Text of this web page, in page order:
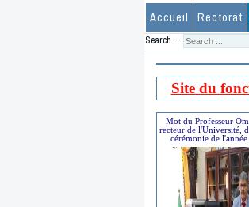
Accueil Rectorat
Search ...
Site du
Mot du Professeur
recteur de l'Université,
cérémonie de